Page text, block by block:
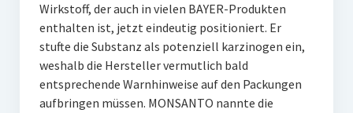
Wirkstoff, der auch in vielen BAYER-Produkten
enthalten ist, jetzt eindeutig positioniert. Er
stufte die Substanz als potenziell karzinogen ein,
weshalb die Hersteller vermutlich bald
entsprechende Warnhinweise auf den Packungen
aufbringen müssen. MONSANTO nannte die